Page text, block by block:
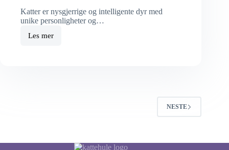
Katter er nysgjerrige og intelligente dyr med
unike personligheter og…
Les mer
Hva
NESTE